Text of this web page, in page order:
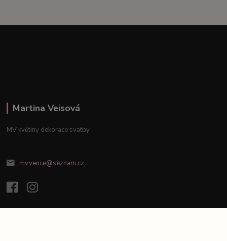
Martina Veisová
MV květiny dekorace svatby
mv.vence@seznam.cz